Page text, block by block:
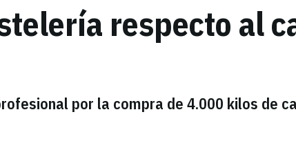
respecto al
por la compra de 4.000 kilos de